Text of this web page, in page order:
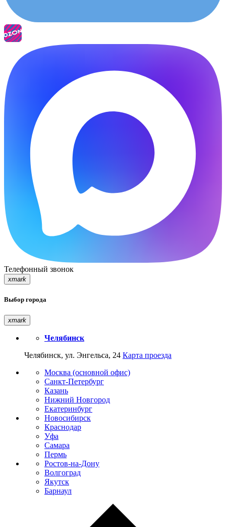
Телефонный звонок
xmark
Выбор города
xmark
Челябинск
Челябинск, ул. Энгельса, 24 Карта проезда
Москва (основной офис)
Санкт-Петербург
Казань
Нижний Новгород
Екатеринбург
Новосибирск
Краснодар
Уфа
Самара
Пермь
Ростов-на-Дону
Волгоград
Якутск
Барнаул